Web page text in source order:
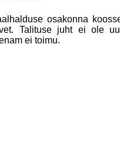
osakonna
Talituse juht ei ole
ei toimu.